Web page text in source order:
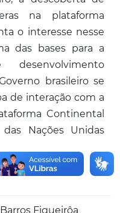
na plataforma
o interesse nesse
das bases para a
brasileiro se
de interação com a
Continental
Nações Unidas
Figueirôa